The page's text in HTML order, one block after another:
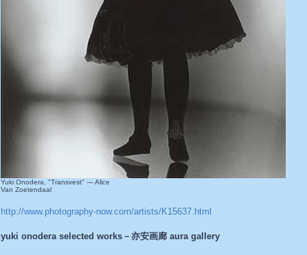
Yuki Onodera, "Transvest" — Alice
Van Zoetendaal
http://www.photography-now.com/artists/K15637.html
yuki onodera selected works－亦安画廊 aura gallery